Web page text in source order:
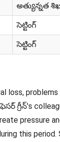
అత్యున్నత
సెట్టింగ్
సెట్టింగ్
loss, problems
గ్రీన్'s
pressure
this period.